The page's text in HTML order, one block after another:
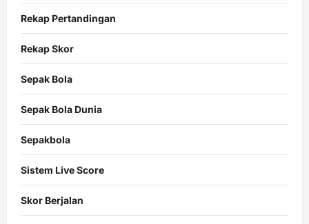
Rekap Pertandingan
Rekap Skor
Sepak Bola
Sepak Bola Dunia
Sepakbola
Sistem Live Score
Skor Berjalan